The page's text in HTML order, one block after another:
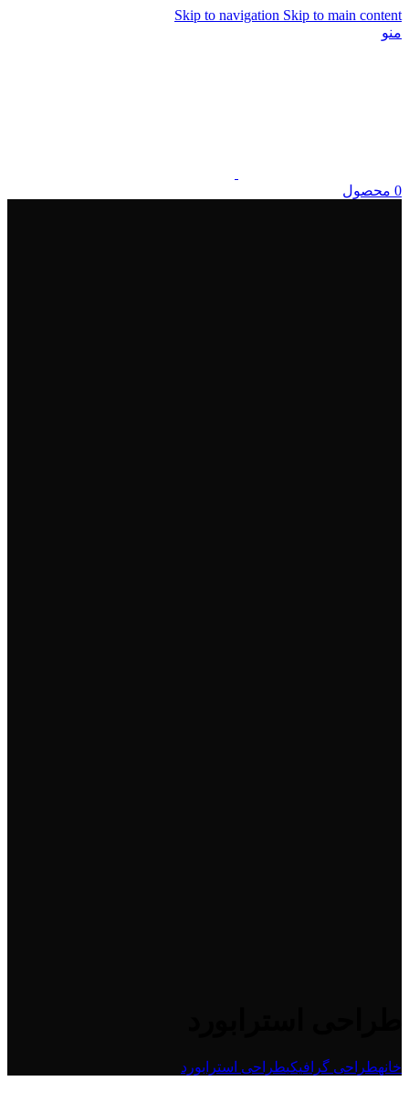
Skip to navigation Skip to main content
منو
0 محصول
خانهطراحی گرافیکیطراحی استرابورد